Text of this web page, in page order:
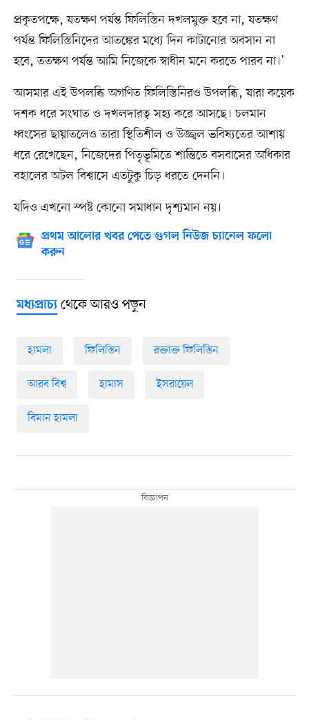
প্রকৃতপক্ষে, যতক্ষণ পর্যন্ত ফিলিস্তিন দখলমুক্ত হবে না, যতক্ষণ
পর্যন্ত ফিলিস্তিনিদের আতঙ্কের মধ্যে দিন কাটানোর অবসান না
হবে, ততক্ষণ পর্যন্ত আমি নিজেকে স্বাধীন মনে করতে পারব না।’
আসমার এই উপলব্ধি অগণিত ফিলিস্তিনিরও উপলব্ধি, যারা কয়েক
দশক ধরে সংঘাত ও দখলদারত্ব সহ্য করে আসছে। চলমান
ধ্বংসের ছায়াতলেও তারা স্থিতিশীল ও উজ্জ্বল ভবিষ্যতের আশায়
ধরে রেখেছেন, নিজেদের পিতৃভূমিতে শান্তিতে বসবাসের অধিকার
বহালের অটল বিশ্বাসে এতটুকু চিড় ধরতে দেননি।
যদিও এখনো স্পষ্ট কোনো সমাধান দৃশ্যমান নয়।
প্রথম আলোর খবর পেতে গুগল নিউজ চ্যানেল ফলো
করুন
মধ্যপ্রাচ্যথেকে আরও পড়ুন
হামলা ফিলিস্তিন রক্তাক্ত ফিলিস্তিন
আরব বিশ্ব হামাস ইসরায়েল
বিমান হামলা